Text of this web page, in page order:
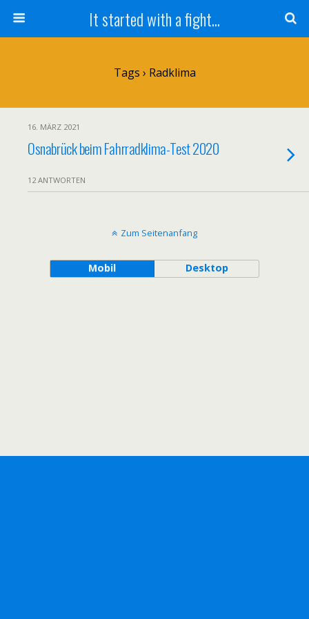
It started with a fight...
Tags › Radklima
16. MÄRZ 2021
Osnabrück beim Fahrradklima-Test 2020
12 ANTWORTEN
Zum Seitenanfang
Mobil Desktop